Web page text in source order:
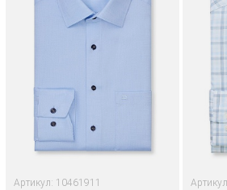
Артикул: 10461911